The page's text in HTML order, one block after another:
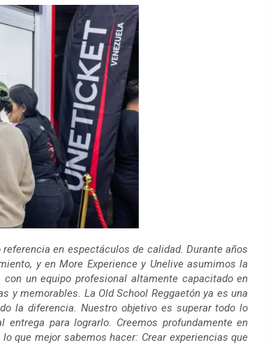
en espectáculos de calidad. Durante años
y en More Experience y Unelive asumimos la
un equipo profesional altamente capacitado en
y memorables. La Old School Reggaetón ya es una
la diferencia. Nuestro objetivo es superar todo lo
para lograrlo. Creemos profundamente en
que mejor sabemos hacer: Crear experiencias que